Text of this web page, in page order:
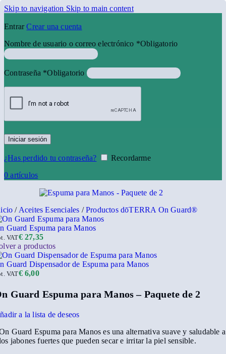
Skip to navigation Skip to main content
EntrarCrear una cuenta
Nombre de usuario o correo electrónico *Obligatorio
Contraseña *Obligatorio
Iniciar sesión
¿Has perdido tu contraseña?
Recordarme
0artículos
/ Aceites Esenciales / Productos dōTERRA On Guard®
Guard Espuma para Manos
€27,35
VAT
a productos
Guard Dispensador de Espuma para Manos
€6,00
VAT
Guard Espuma para Manos – Paquete de 2
a la lista de deseos
Guard Espuma para Manos es una alternativa suave y saludable a
jabones fuertes que pueden secar e irritar la piel sensible.